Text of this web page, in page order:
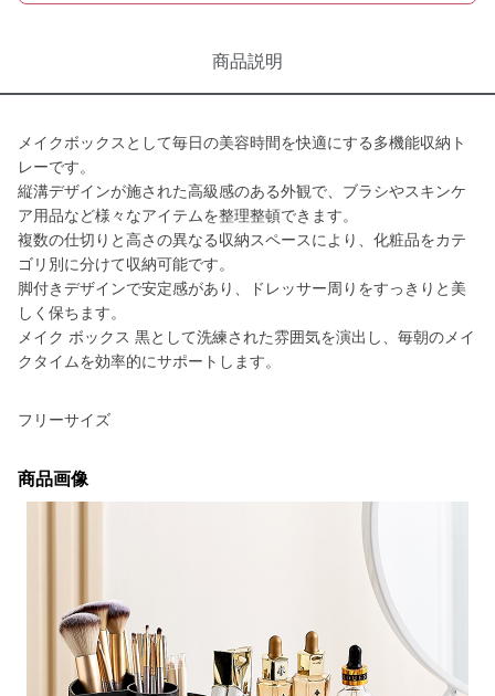
商品説明
メイクボックスとして毎日の美容時間を快適にする多機能収納ト
レーです。
縦溝デザインが施された高級感のある外観で、ブラシやスキンケ
ア用品など様々なアイテムを整理整頓できます。
複数の仕切りと高さの異なる収納スペースにより、化粧品をカテ
ゴリ別に分けて収納可能です。
脚付きデザインで安定感があり、ドレッサー周りをすっきりと美
しく保ちます。
メイク ボックス 黒として洗練された雰囲気を演出し、毎朝のメイ
クタイムを効率的にサポートします。
フリーサイズ
商品画像